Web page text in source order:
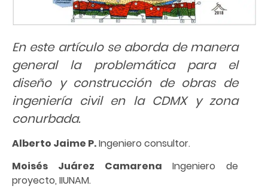
En este artículo se aborda de manera
general la problemática para el
diseño y construcción de obras de
ingeniería civil en la CDMX y zona
conurbada.
Alberto Jaime P.Ingeniero consultor.
Moisés Juárez Camarena Ingeniero de
proyecto, IIUNAM.